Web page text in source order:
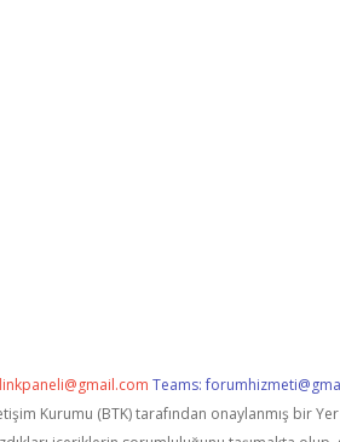
Teams:
Kurumu (BTK) tarafından onaylanmış